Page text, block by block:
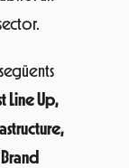
Line Up,